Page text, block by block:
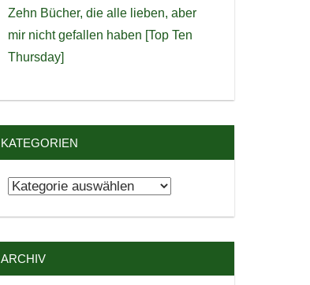
Zehn Bücher, die alle lieben, aber
mir nicht gefallen haben [Top Ten
Thursday]
KATEGORIEN
Kategorien
ARCHIV